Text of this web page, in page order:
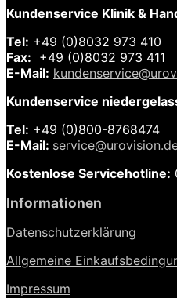
Kundenservice Klinik &
Tel: +49 (0)8032 973 410
Fax: +49 (0)8032 973 411
E-Mail:
Kundenservice
Tel: +49 (0)800-8768474
E-Mail:
Kostenlose Servicehotline:
Informationen
Datenschutzerklärung
Allgemeine
Impressum